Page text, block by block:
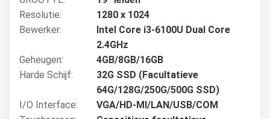
Resolutie:
1280 x 1024
Bewerker:
Intel Core i3-6100U Dual Core
2.4GHz
Geheugen:
4GB/8GB/16GB
Harde Schijf:
32G SSD (Facultatieve
64G/128G/250G/500G SSD)
I/O Interface:
VGA/HD-MI/LAN/USB/COM